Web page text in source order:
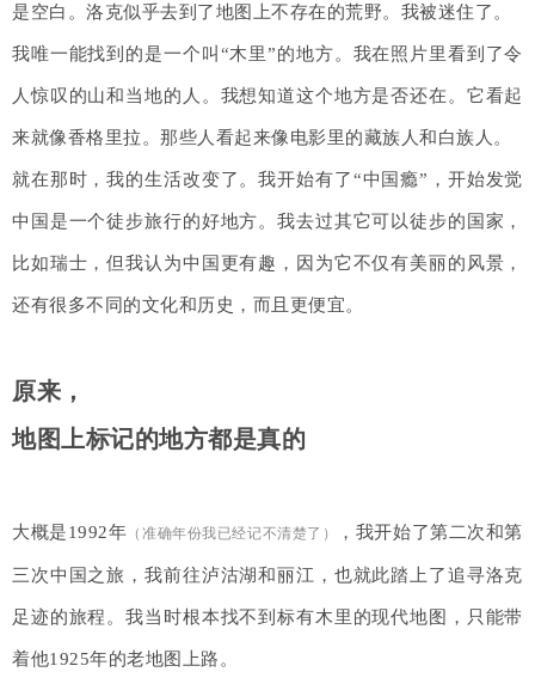
是空白。洛克似乎去到了地图上不存在的荒野。我被迷住了。
我唯一能找到的是一个叫“木里”的地方。我在照片里看到了令
人惊叹的山和当地的人。我想知道这个地方是否还在。它看起
来就像香格里拉。那些人看起来像电影里的藏族人和白族人。
就在那时，我的生活改变了。我开始有了“中国瘾”，开始发觉
中国是一个徒步旅行的好地方。我去过其它可以徒步的国家，
比如瑞士，但我认为中国更有趣，因为它不仅有美丽的风景，
还有很多不同的文化和历史，而且更便宜。
原来，
地图上标记的地方都是真的
大概是1992年 （准确年份我已经记不清楚了） ，我开始了第二次和第
三次中国之旅，我前往泸沽湖和丽江，也就此踏上了追寻洛克
足迹的旅程。我当时根本找不到标有木里的现代地图，只能带
着他1925年的老地图上路。